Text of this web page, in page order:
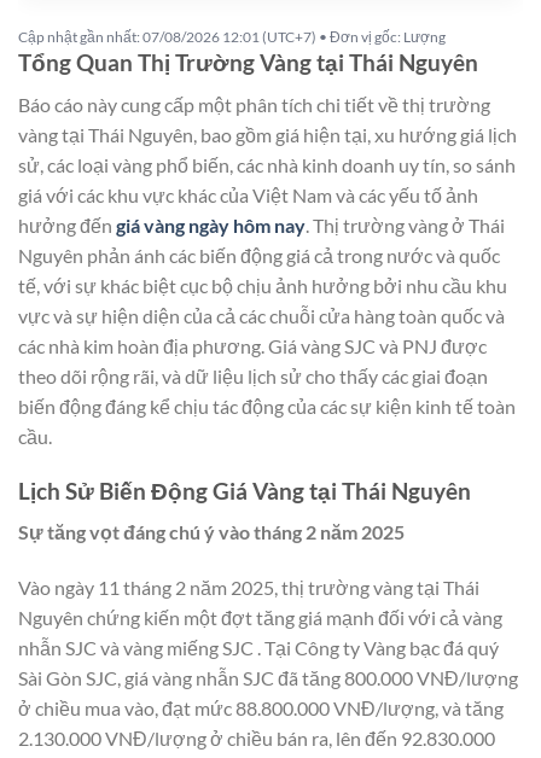
Cập nhật gần nhất: 07/08/2026 12:01 (UTC+7) • Đơn vị gốc: Lượng
Tổng Quan Thị Trường Vàng tại Thái Nguyên
Báo cáo này cung cấp một phân tích chi tiết về thị trường
vàng tại Thái Nguyên, bao gồm giá hiện tại, xu hướng giá lịch
sử, các loại vàng phổ biến, các nhà kinh doanh uy tín, so sánh
giá với các khu vực khác của Việt Nam và các yếu tố ảnh
hưởng đến giá vàng ngày hôm nay . Thị trường vàng ở Thái
Nguyên phản ánh các biến động giá cả trong nước và quốc
tế, với sự khác biệt cục bộ chịu ảnh hưởng bởi nhu cầu khu
vực và sự hiện diện của cả các chuỗi cửa hàng toàn quốc và
các nhà kim hoàn địa phương. Giá vàng SJC và PNJ được
theo dõi rộng rãi, và dữ liệu lịch sử cho thấy các giai đoạn
biến động đáng kể chịu tác động của các sự kiện kinh tế toàn
cầu.
Lịch Sử Biến Động Giá Vàng tại Thái Nguyên
Sự tăng vọt đáng chú ý vào tháng 2 năm 2025
Vào ngày 11 tháng 2 năm 2025, thị trường vàng tại Thái
Nguyên chứng kiến một đợt tăng giá mạnh đối với cả vàng
nhẫn SJC và vàng miếng SJC . Tại Công ty Vàng bạc đá quý
Sài Gòn SJC, giá vàng nhẫn SJC đã tăng 800.000 VNĐ/lượng
ở chiều mua vào, đạt mức 88.800.000 VNĐ/lượng, và tăng
2.130.000 VNĐ/lượng ở chiều bán ra, lên đến 92.830.000